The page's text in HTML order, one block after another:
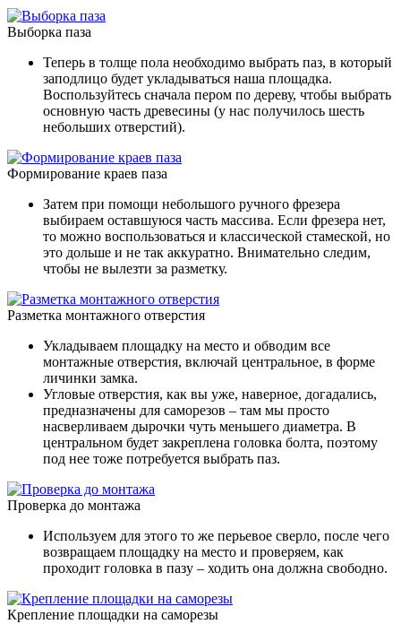
Выборка паза
Теперь в толще пола необходимо выбрать паз, в который
заподлицо будет укладываться наша площадка.
Воспользуйтесь сначала пером по дереву, чтобы выбрать
основную часть древесины (у нас получилось шесть
небольших отверстий).
Формирование краев паза
Затем при помощи небольшого ручного фрезера
выбираем оставшуюся часть массива. Если фрезера нет,
то можно воспользоваться и классической стамеской, но
это дольше и не так аккуратно. Внимательно следим,
чтобы не вылезти за разметку.
Разметка монтажного отверстия
Укладываем площадку на место и обводим все
монтажные отверстия, включай центральное, в форме
личинки замка.
Угловые отверстия, как вы уже, наверное, догадались,
предназначены для саморезов – там мы просто
насверливаем дырочки чуть меньшего диаметра. В
центральном будет закреплена головка болта, поэтому
под нее тоже потребуется выбрать паз.
Проверка до монтажа
Используем для этого то же перьевое сверло, после чего
возвращаем площадку на место и проверяем, как
проходит головка в пазу – ходить она должна свободно.
Крепление площадки на саморезы